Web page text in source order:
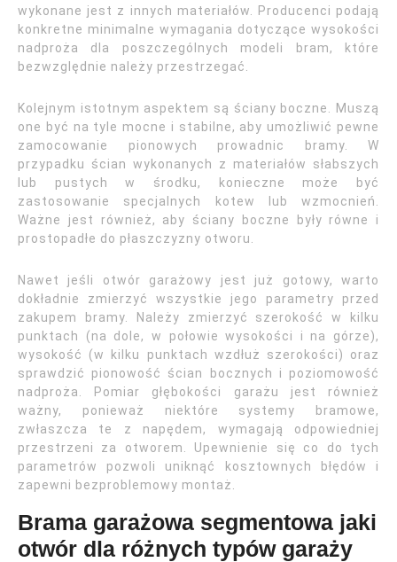
wykonane jest z innych materiałów. Producenci podają
konkretne minimalne wymagania dotyczące wysokości
nadproża dla poszczególnych modeli bram, które
bezwzględnie należy przestrzegać.
Kolejnym istotnym aspektem są ściany boczne. Muszą
one być na tyle mocne i stabilne, aby umożliwić pewne
zamocowanie pionowych prowadnic bramy. W
przypadku ścian wykonanych z materiałów słabszych
lub pustych w środku, konieczne może być
zastosowanie specjalnych kotew lub wzmocnień.
Ważne jest również, aby ściany boczne były równe i
prostopadłe do płaszczyzny otworu.
Nawet jeśli otwór garażowy jest już gotowy, warto
dokładnie zmierzyć wszystkie jego parametry przed
zakupem bramy. Należy zmierzyć szerokość w kilku
punktach (na dole, w połowie wysokości i na górze),
wysokość (w kilku punktach wzdłuż szerokości) oraz
sprawdzić pionowość ścian bocznych i poziomowość
nadproża. Pomiar głębokości garażu jest również
ważny, ponieważ niektóre systemy bramowe,
zwłaszcza te z napędem, wymagają odpowiedniej
przestrzeni za otworem. Upewnienie się co do tych
parametrów pozwoli uniknąć kosztownych błędów i
zapewni bezproblemowy montaż.
Brama garażowa segmentowa jaki
otwór dla różnych typów garaży